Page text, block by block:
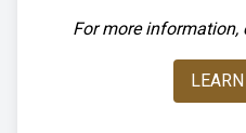
For more information,